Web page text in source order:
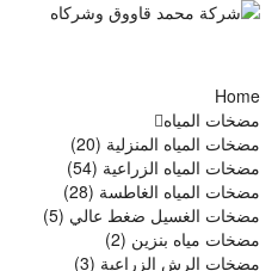
Home
مضخات المياه
مضخات المياه المنزلية (20)
مضخات المياه الزراعية (54)
مضخات المياه الغاطسة (28)
مضخات الغسيل ضغط عالي (5)
مضخات مياه بنزين (2)
مضخات الرش الزراعية (3)